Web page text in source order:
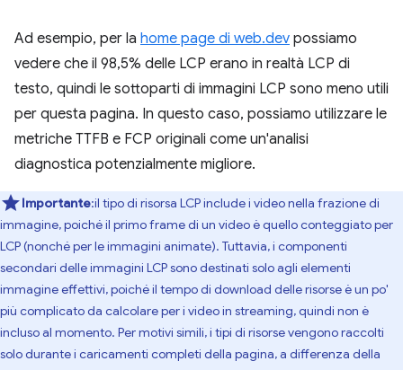
Ad esempio, per la home page di web.dev possiamo
vedere che il 98,5% delle LCP erano in realtà LCP di
testo, quindi le sottoparti di immagini LCP sono meno utili
per questa pagina. In questo caso, possiamo utilizzare le
metriche TTFB e FCP originali come un'analisi
diagnostica potenzialmente migliore.
Importante:il tipo di risorsa LCP include i video nella frazione di
immagine, poiché il primo frame di un video è quello conteggiato per
LCP (nonché per le immagini animate). Tuttavia, i componenti
secondari delle immagini LCP sono destinati solo agli elementi
immagine effettivi, poiché il tempo di download delle risorse è un po'
più complicato da calcolare per i video in streaming, quindi non è
incluso al momento. Per motivi simili, i tipi di risorse vengono raccolti
solo durante i caricamenti completi della pagina, a differenza della